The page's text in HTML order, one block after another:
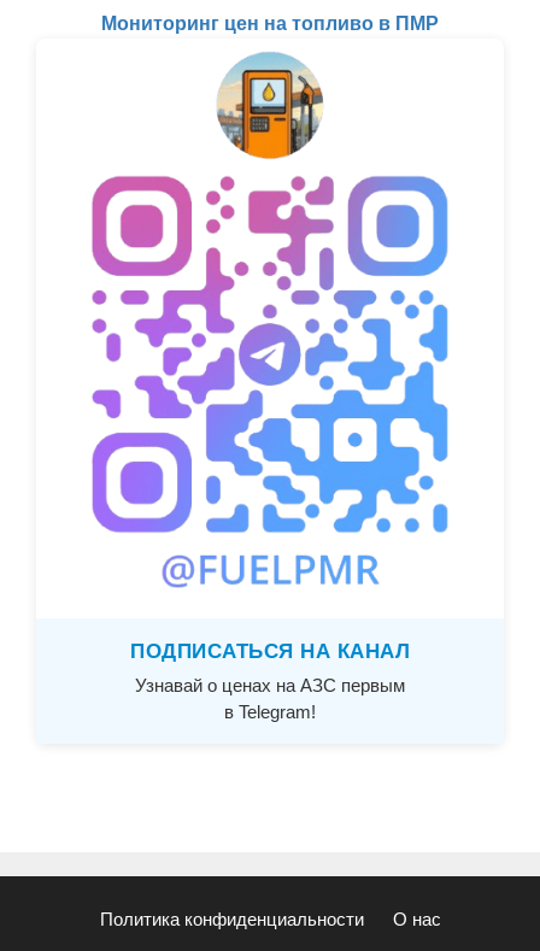
Мониторинг цен на топливо в ПМР
ПОДПИСАТЬСЯ НА КАНАЛ
Узнавай о ценах на АЗС первым
в Telegram!
Политика конфиденциальности О нас